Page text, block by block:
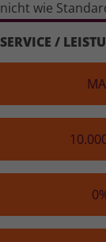
nicht wie
SERVICE /